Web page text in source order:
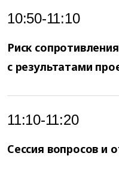
10:50-11:10
Риск
с результатами
11:10-11:20
Сессия вопросов и